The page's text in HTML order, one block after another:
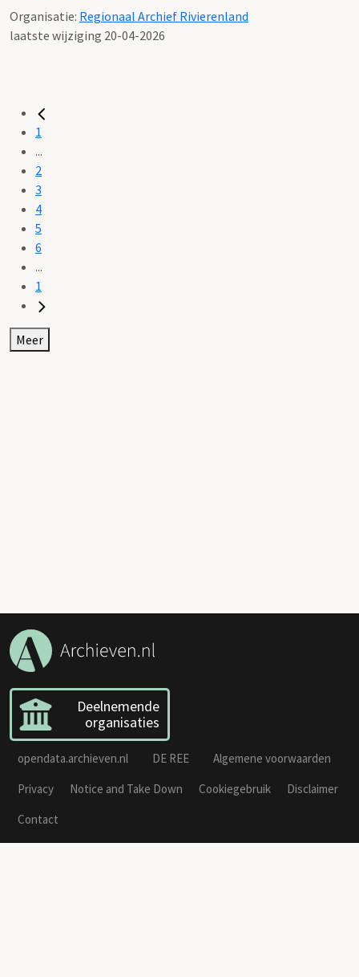
Organisatie: Regionaal Archief Rivierenland
laatste wijziging 20-04-2026
1
...
2
3
4
5
6
...
1
Meer
Deelnemende
organisaties
opendata.archieven.nl DE REE
Algemene voorwaarden
Privacy
Notice and Take Down Cookiegebruik
Disclaimer
Contact